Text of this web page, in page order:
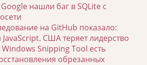
нашли баг в SQLite с
на GitHub показало:
США теряет лидерство
Snipping Tool есть
обрезанных